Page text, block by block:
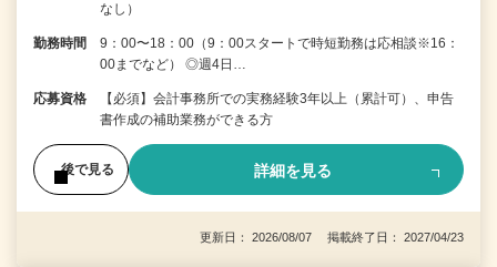
なし）
勤務時間
9：00〜18：00（9：00スタートで時短勤務は応相談※16：
00までなど） ◎週4日…
応募資格
【必須】会計事務所での実務経験3年以上（累計可）、申告
書作成の補助業務ができる方
後で見る 詳細を見る
更新日： 2026/08/07 掲載終了日： 2027/04/23